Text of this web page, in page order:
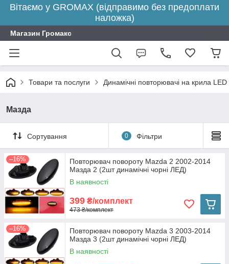
Вітаємо у GROMAX (відправимо без предоплати
наложка)
Магазин Громакс
Товари та послуги Динамічні повторювачі на крила LED
Мазда
Сортування 0 Фільтри
–16%
Повторювач повороту Mazda 2 2002-2014
Мазда 2 (2шт динамічні чорні ЛЕД)
В наявності
399 ₴/комплект
473 ₴/комплект
–16%
Повторювач повороту Mazda 3 2003-2014
Мазда 3 (2шт динамічні чорні ЛЕД)
В наявності